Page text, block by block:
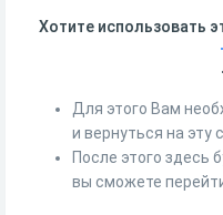
Хотите использовать
Для этого Вам
и вернуться на эту
После этого здесь
вы сможете